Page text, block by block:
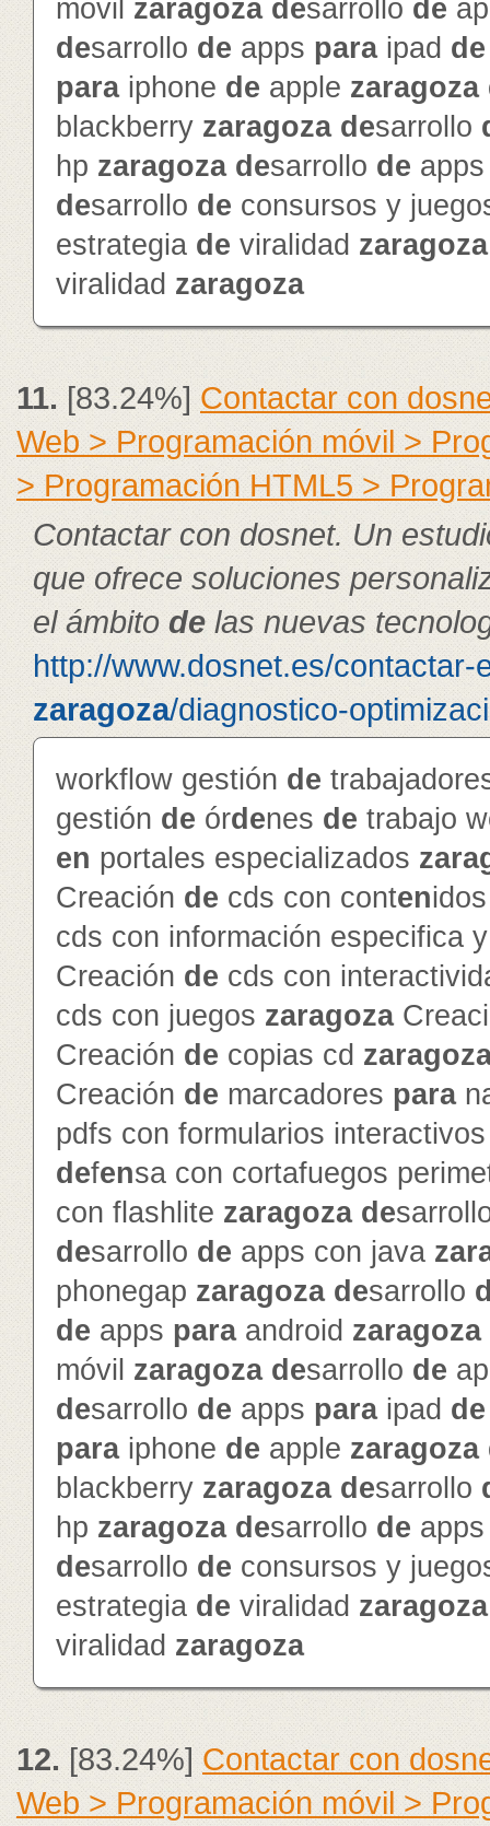
móvil zaragoza desarrollo de
desarrollo de apps paraipad de
paraiphone de apple zaragoza
blackberry zaragoza desarrollo
hp zaragoza desarrollo de
desarrollo de consursos y
estrategia de viralidad zaragoza
viralidad zaragoza
11.[83.24%]Contactar con
Web > Programación móvil >
> Programación HTML5 >
Contactar con dosnet. Un
que ofrece soluciones
el ámbitodelas nuevas
http://www.dosnet.es/contactar-
zaragoza/diagnostico-
workflow gestión de
gestión de órdenes de trabajo
en portales especializados
Creación de cds con conten
cds con información especifica
Creación de cds con
cds con juegos zaragoza
Creación de copias cd
Creación de marcadores para
pdfs con formularios
defensa con cortafuegos
con flashlite zaragoza de
desarrollo de apps con java
phonegap zaragoza desarrollo
de apps paraandroid zaragoza
móvil zaragoza desarrollo de
desarrollo de apps paraipad de
paraiphone de apple zaragoza
blackberry zaragoza desarrollo
hp zaragoza desarrollo de
desarrollo de consursos y
estrategia de viralidad zaragoza
viralidad zaragoza
12. [83.24%] Contactar con
Web > Programación móvil >